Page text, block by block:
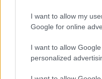
I want to allow my
Google for online
I want to allow
personalized
Ricevi
da